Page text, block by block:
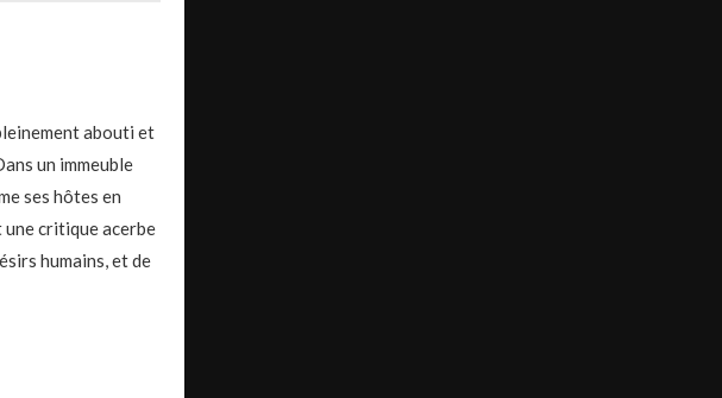
abouti et
un immeuble
ses hôtes en
une critique acerbe
humains, et de